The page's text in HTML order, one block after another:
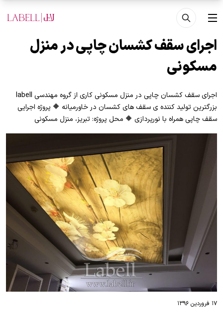
رفتن به محتوای اصلی
منو
اجرای سقف کشسان چاپی در منزل
مسکونی
اجرای سقف کشسان چاپی در منزل مسکونی کاری از گروه مهندسی labell
بزرگترین تولید کننده ی سقف های کشسان در خاورمیانه 🔶 پروژه اجرایی
سقف چاپی همراه با نورپردازی 🔶 محل پروژه: تبریز، منزل مسکونی
۱۷ فروردین ۱۳۹۶